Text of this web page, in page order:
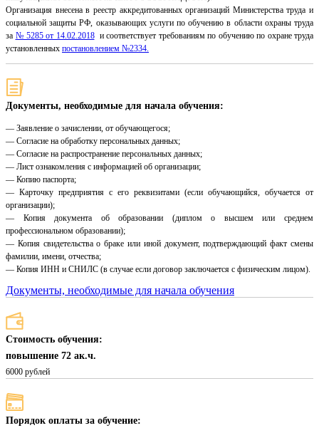
Организация внесена в реестр аккредитованных организаций Министерства труда и
социальной защиты РФ, оказывающих услуги по обучению в области охраны труда
за № 5285 от 14.02.2018и соответствует требованиям по обучению по охране труда
установленных постановлением №2334.
Документы, необходимые для начала обучения:
— Заявление о зачислении, от обучающегося;
— Согласие на обработку персональных данных;
— Согласие на распространение персональных данных;
— Лист ознакомления с информацией об организации;
— Копию паспорта;
— Карточку предприятия с его реквизитами (если обучающийся, обучается от
организации);
— Копия документа об образовании (диплом о высшем или среднем
профессиональном образовании);
— Копия свидетельства о браке или иной документ, подтверждающий факт смены
фамилии, имени, отчества;
— Копия ИНН и СНИЛС (в случае если договор заключается с физическим лицом).
Документы, необходимые для начала обучения
Стоимость обучения:
повышение 72 ак.ч.
6000 рублей
Порядок оплаты за обучение: